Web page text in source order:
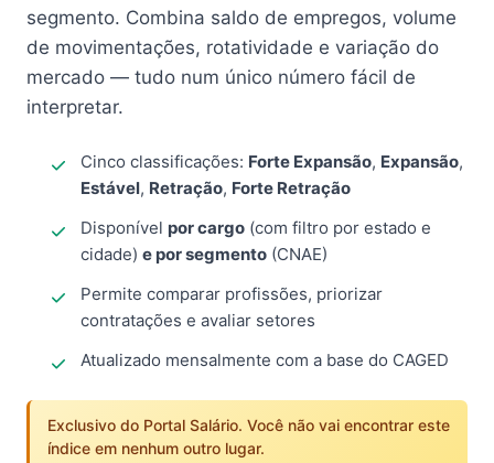
segmento. Combina saldo de empregos, volume
de movimentações, rotatividade e variação do
mercado — tudo num único número fácil de
interpretar.
Cinco classificações: Forte Expansão, Expansão,
Estável, Retração, Forte Retração
Disponível por cargo (com filtro por estado e
cidade) e por segmento (CNAE)
Permite comparar profissões, priorizar
contratações e avaliar setores
Atualizado mensalmente com a base do CAGED
Exclusivo do Portal Salário. Você não vai encontrar este
índice em nenhum outro lugar.